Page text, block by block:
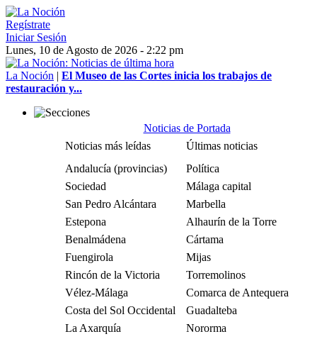
Regístrate
Iniciar Sesión
Lunes, 10 de Agosto de 2026 - 2:22 pm
La Noción | El Museo de las Cortes inicia los trabajos de
restauración y...
Noticias de Portada
Noticias más leídas
Últimas noticias
Andalucía (provincias)
Política
Sociedad
Málaga capital
San Pedro Alcántara
Marbella
Estepona
Alhaurín de la Torre
Benalmádena
Cártama
Fuengirola
Mijas
Rincón de la Victoria
Torremolinos
Vélez-Málaga
Comarca de Antequera
Costa del Sol Occidental
Guadalteba
La Axarquía
Nororma